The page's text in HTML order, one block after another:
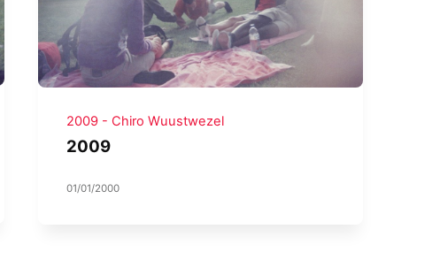
2009 - Chiro Wuustwezel
2009
01/01/2000